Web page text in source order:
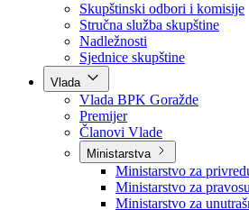
Poslanici po strankama
Poslanici po klubovima naroda
Kolegij skupštine
Skupštinski odbori i komisije
Stručna služba skupštine
Nadležnosti
Sjednice skupštine
Vlada
Vlada BPK Goražde
Premijer
Članovi Vlade
Ministarstva